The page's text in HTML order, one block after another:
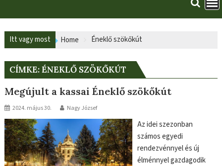
Itt vagy most Home Éneklő szökőkút
CÍMKE:ÉNEKLŐ SZÖKŐKÚT
Megújult a kassai Éneklő szökőkút
2024. május 30. Nagy József
Az idei szezonban
számos egyedi
rendezvénnyel és új
élménnyel gazdagodik